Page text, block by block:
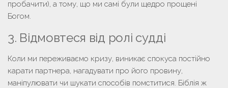
пробачити), а тому, що ми самі були щедро прощені
Богом.
3. Відмовтеся від ролі судді
Коли ми переживаємо кризу, виникає спокуса постійно
карати партнера, нагадувати про його провину,
маніпулювати чи шукати способів помститися. Біблія ж